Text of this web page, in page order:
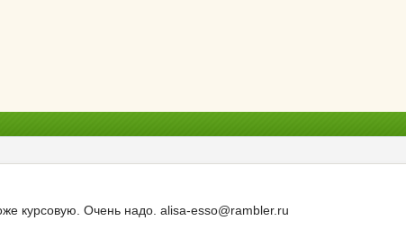
курсовую. Очень надо. alisa-esso@rambler.ru